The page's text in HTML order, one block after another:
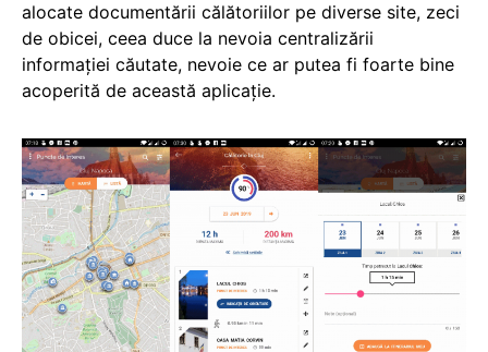
alocate documentării călătoriilor pe diverse site, zeci
de obicei, ceea duce la nevoia centralizării
informației căutate, nevoie ce ar putea fi foarte bine
acoperită de această aplicație.